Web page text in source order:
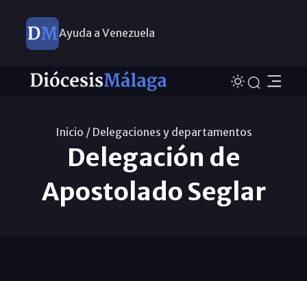
Ayuda a Venezuela
Inicio / Delegaciones y departamentos
Delegación de
Apostolado Seglar